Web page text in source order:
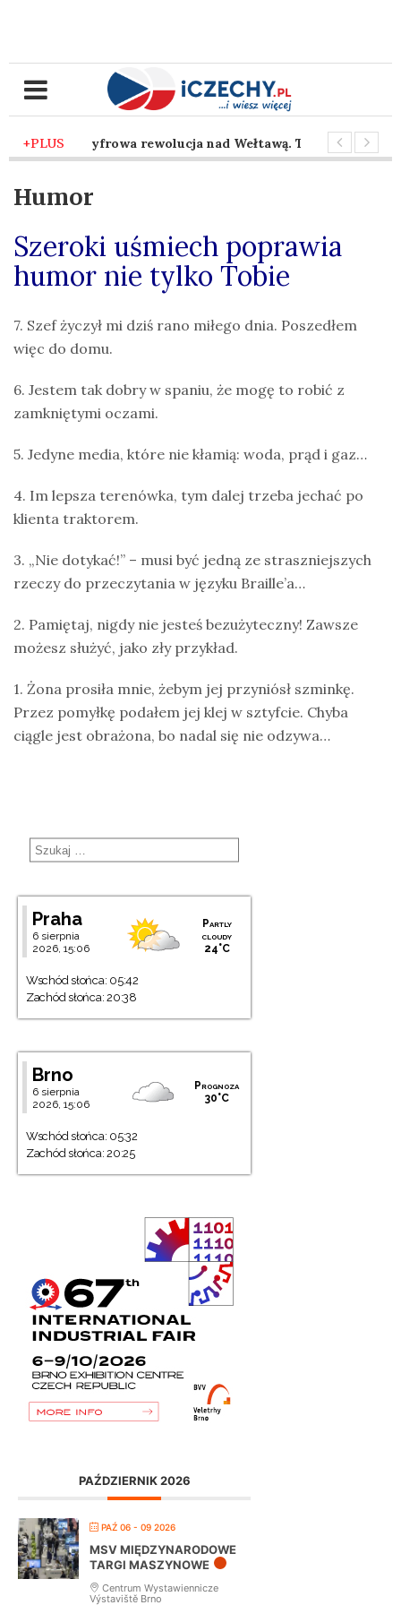
+PLUS
temu -
Cyfrowa rewolucja nad Wełtawą. Traficon
Humor
Szeroki uśmiech poprawia
humor nie tylko Tobie
7. Szef życzył mi dziś rano miłego dnia. Poszedłem
więc do domu.
6. Jestem tak dobry w spaniu, że mogę to robić z
zamkniętymi oczami.
5. Jedyne media, które nie kłamią: woda, prąd i gaz…
4. Im lepsza terenówka, tym dalej trzeba jechać po
klienta traktorem.
3. „Nie dotykać!” – musi być jedną ze straszniejszych
rzeczy do przeczytania w języku Braille’a…
2. Pamiętaj, nigdy nie jesteś bezużyteczny! Zawsze
możesz służyć, jako zły przykład.
1. Żona prosiła mnie, żebym jej przyniósł szminkę.
Przez pomyłkę podałem jej klej w sztyfcie. Chyba
ciągle jest obrażona, bo nadal się nie odzywa…
Praha
6 sierpnia
2026, 15:06
Partly
cloudy
24°C
Wschód słońca: 05:42
Zachód słońca: 20:38
Brno
6 sierpnia
2026, 15:06
Prognoza
30°C
Wschód słońca: 05:32
Zachód słońca: 20:25
PAŹDZIERNIK 2026
PAŹ 06 - 09 2026
MSV MIĘDZYNARODOWE
TARGI MASZYNOWE
Centrum Wystawiennicze
Výstaviště Brno